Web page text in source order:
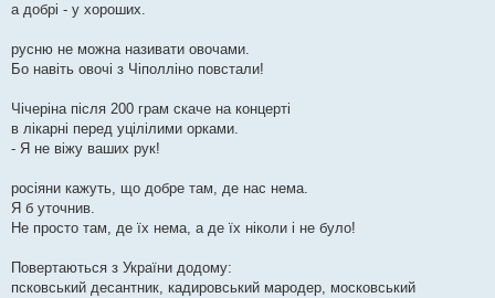
а добрі - у хороших.
русню не можна називати овочами.
Бо навіть овочі з Чіполліно повстали!
Чічеріна після 200 грам скаче на концерті
в лікарні перед уцілілими орками.
- Я не віжу ваших рук!
росіяни кажуть, що добре там, де нас нема.
Я б уточнив.
Не просто там, де їх нема, а де їх ніколи і не було!
Повертаються з України додому:
псковський десантник, кадировський мародер, московський